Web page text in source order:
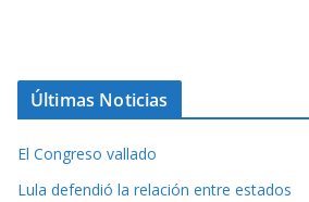
Últimas Noticias
El Congreso vallado
Lula defendió la relación entre estados